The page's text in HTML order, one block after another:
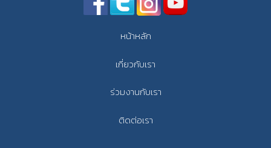
หน้าหลัก
เกี่ยวกับเรา
ร่วมงานกับเรา
ติดต่อเรา